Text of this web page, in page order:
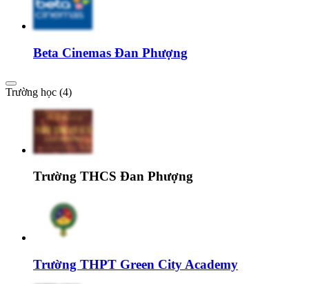
Beta Cinemas Đan Phượng
Trường học (4)
Trường THCS Đan Phượng
Trường THPT Green City Academy